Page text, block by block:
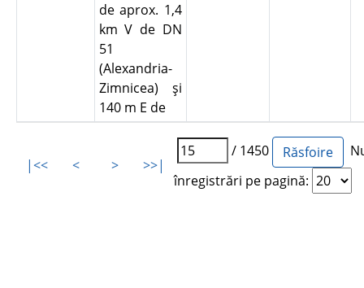
de aprox. 1,4
km V de DN
51
(Alexandria-
Zimnicea) şi
140 m E de
|<< < > >>|
/ 1450
înregistrări pe pagină: